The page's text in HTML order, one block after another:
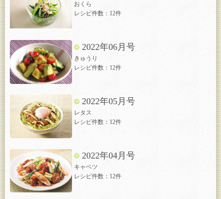
おくら
レシピ件数：12件
2022年06月号
きゅうり
レシピ件数：12件
2022年05月号
レタス
レシピ件数：12件
2022年04月号
キャベツ
レシピ件数：12件